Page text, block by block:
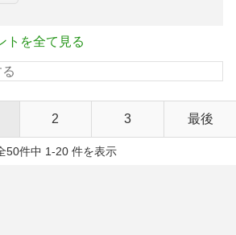
トを全て見る
2 3 最後
50件中 1-20 件を表示